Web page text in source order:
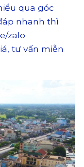
qua góc
nhanh thì
zalo
tư vấn miễn